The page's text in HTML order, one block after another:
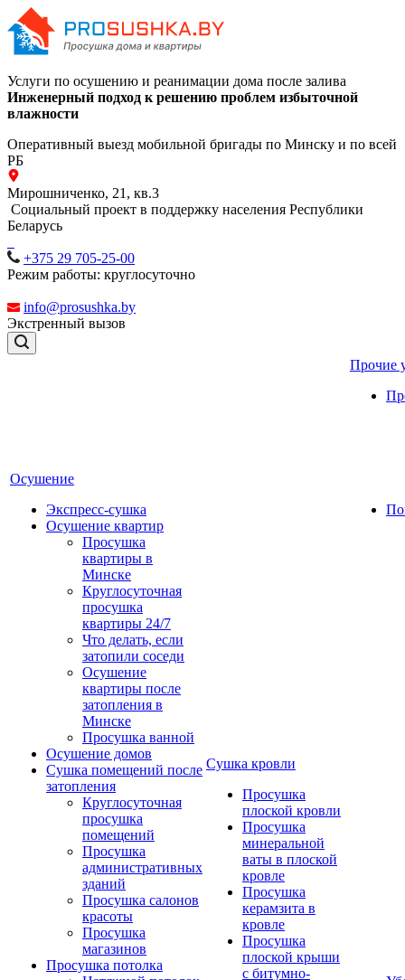
Услуги по осушению и реанимации дома после залива
Инженерный подход к решению проблем избыточной
влажности
Оперативный выезд мобильной бригады по Минску и по всей
РБ
Мирошниченко, 21, кв.3
Социальный проект в поддержку населения Республики
Беларусь
+375 29 705-25-00
Режим работы: круглосуточно
info@prosushka.by
Экстренный вызов
Осушение
Экспресс-сушка
Осушение квартир
Просушка
квартиры в
Минске
Круглосуточная
просушка
квартиры 24/7
Что делать, если
затопили соседи
Осушение
квартиры после
затопления в
Минске
Просушка ванной
Осушение домов
Сушка помещений после
затопления
Круглосуточная
просушка
помещений
Просушка
административных
зданий
Просушка салонов
красоты
Просушка
магазинов
Просушка потолка
Сушка кровли
Просушка
плоской кровли
Просушка
минеральной
ваты в плоской
кровле
Просушка
керамзита в
кровле
Просушка
плоской крыши
с битумно-
Прочие